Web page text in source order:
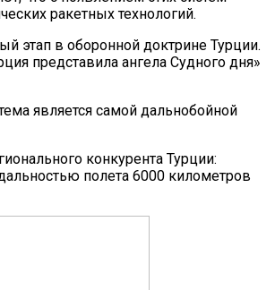
ракетных технологий.
этап в оборонной доктрине Турции.
представила ангела Судного дня»
является самой дальнобойной
конкурента Турции:
полета 6000 километров